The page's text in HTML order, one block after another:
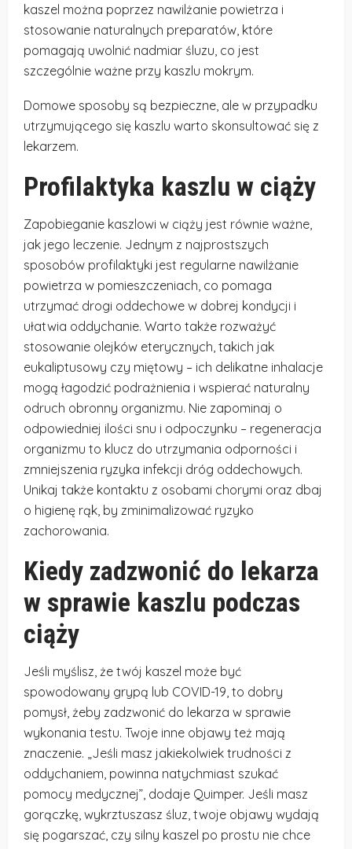
kaszel można poprzez nawilżanie powietrza i
stosowanie naturalnych preparatów, które
pomagają uwolnić nadmiar śluzu, co jest
szczególnie ważne przy kaszlu mokrym.
Domowe sposoby są bezpieczne, ale w przypadku
utrzymującego się kaszlu warto skonsultować się z
lekarzem.
Profilaktyka kaszlu w ciąży
Zapobieganie kaszlowi w ciąży jest równie ważne,
jak jego leczenie. Jednym z najprostszych
sposobów profilaktyki jest regularne nawilżanie
powietrza w pomieszczeniach, co pomaga
utrzymać drogi oddechowe w dobrej kondycji i
ułatwia oddychanie. Warto także rozważyć
stosowanie olejków eterycznych, takich jak
eukaliptusowy czy miętowy – ich delikatne inhalacje
mogą łagodzić podrażnienia i wspierać naturalny
odruch obronny organizmu. Nie zapominaj o
odpowiedniej ilości snu i odpoczynku – regeneracja
organizmu to klucz do utrzymania odporności i
zmniejszenia ryzyka infekcji dróg oddechowych.
Unikaj także kontaktu z osobami chorymi oraz dbaj
o higienę rąk, by zminimalizować ryzyko
zachorowania.
Kiedy zadzwonić do lekarza
w sprawie kaszlu podczas
ciąży
Jeśli myślisz, że twój kaszel może być
spowodowany grypą lub COVID-19, to dobry
pomysł, żeby zadzwonić do lekarza w sprawie
wykonania testu. Twoje inne objawy też mają
znaczenie. „Jeśli masz jakiekolwiek trudności z
oddychaniem, powinna natychmiast szukać
pomocy medycznej”, dodaje Quimper. Jeśli masz
gorączkę, wykrztuszasz śluz, twoje objawy wydają
się pogarszać, czy silny kaszel po prostu nie chce